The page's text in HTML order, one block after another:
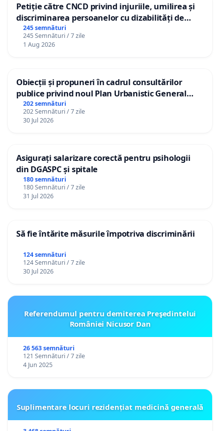
Petiție către CNCD privind injuriile, umilirea și
discriminarea persoanelor cu dizabilități de
către utilizatorul TikTok „Gorici”
245 semnături
245 Semnături / 7 zile
1 Aug 2026
Obiecții și propuneri în cadrul consultărilor
publice privind noul Plan Urbanistic General
(PUG) Ialoveni
202 semnături
202 Semnături / 7 zile
30 Jul 2026
Asigurați salarizare corectă pentru psihologii
din DGASPC și spitale
180 semnături
180 Semnături / 7 zile
31 Jul 2026
Să fie întărite măsurile împotriva discriminării
124 semnături
124 Semnături / 7 zile
30 Jul 2026
Referendumul pentru demiterea Preşedintelui
României Nicusor Dan
26 563 semnături
121 Semnături / 7 zile
4 Jun 2025
Suplimentare locuri rezidențiat medicină generală